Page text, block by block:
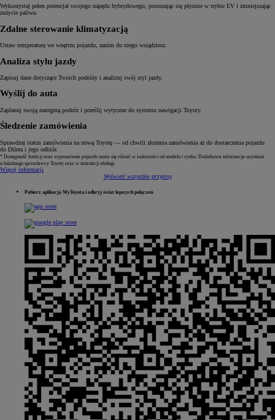
Wykorzystaj pełen potencjał swojego napędu hybrydowego, poruszając się płynnie w trybie EV i zmniejszając
zużycie paliwa.
Zdalne sterowanie klimatyzacją
Ustaw temperaturę we wnętrzu pojazdu, zanim do niego wsiądziesz.
Analiza stylu jazdy
Zapisuj dane dotyczące Twoich podróży i analizuj swój styl jazdy.
Wyślij do auta
Zaplanuj swoją następną podróż i prześlij wytyczne do systemu nawigacji Toyoty.
Śledzenie zamówienia
Sprawdzaj status zamówienia na nową Toyotę — od chwili złożenia zamówienia aż do dostarczenia pojazdu
do Dilera i jego odbiór.
* Dostępność funkcji oraz wyposażenie pojazdu może się różnić w zależności od modelu i rynku. Dodatkowe informacje uzyskasz
u lokalnego sprzedawcy Toyoty oraz w instrukcji obsługi.
Więcej informacji
Wyświetl wszystkie przypisy
Pobierz aplikację MyToyota i odkryj świat lepszych połączeń.